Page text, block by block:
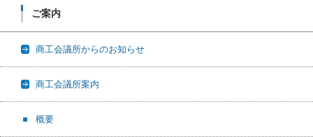
ご案内
商工会議所からのお知らせ
商工会議所案内
概要